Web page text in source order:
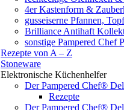
4er Kastenform &
gusseiserne Pfannen,
Brilliance Antihaft
sonstige Pampered Chef
Rezepte von A – Z
Stoneware
Elektronische Küchenhelfer
Der Pampered Chef®
Rezepte
Der Pampered Chef®